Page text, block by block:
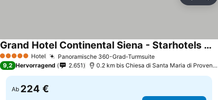
5 Sterne Hotel Panoramische 360-Grad-TurmsuitePreise sehen
Grand Hotel Continental Siena - Starhotels Collezione
Preise sehen
9,2 Hervorragend 2.651 0.2 km bis Chiesa di Santa Maria di
Ab 224 €